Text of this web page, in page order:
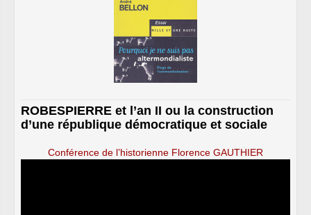
ROBESPIERRE et l’an II ou la construction
d’une république démocratique et sociale
Conférence de l’historienne Florence GAUTHIER